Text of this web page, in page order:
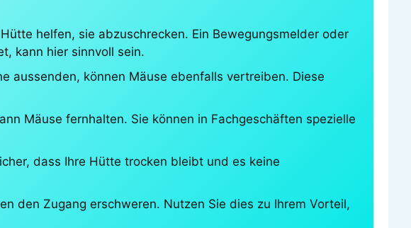
helfen, sie abzuschrecken. Ein Bewegungsmelder oder
kann hier sinnvoll sein.
aussenden, können Mäuse ebenfalls vertreiben. Diese
Mäuse fernhalten. Sie können in Fachgeschäften spezielle
dass Ihre Hütte trocken bleibt und es keine
den Zugang erschweren. Nutzen Sie dies zu Ihrem Vorteil,